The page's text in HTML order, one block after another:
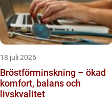
18 juli 2026
Bröstförminskning – ökad
komfort, balans och
livskvalitet